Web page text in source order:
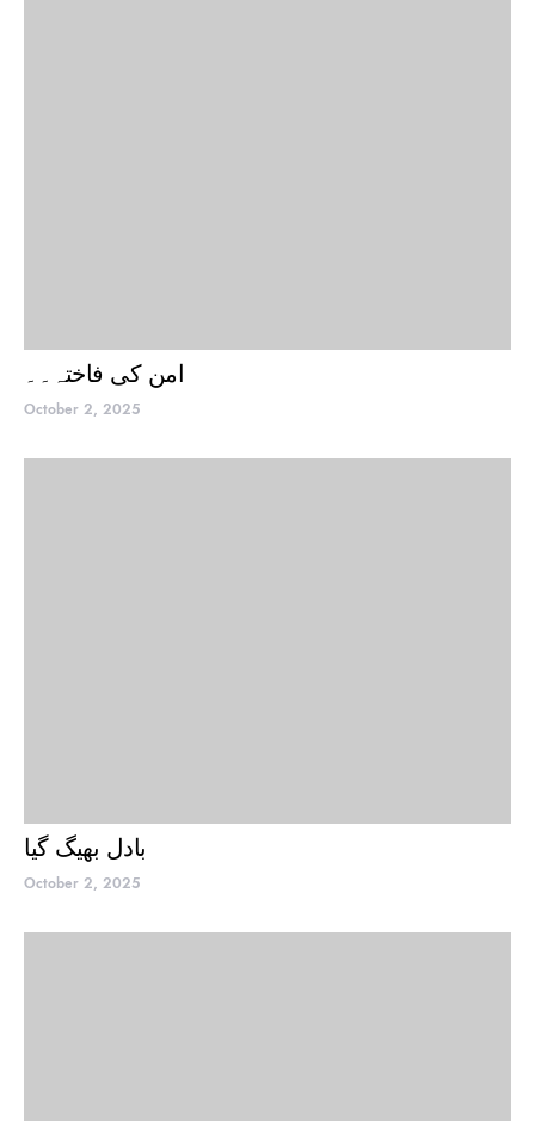
امن کی فاختہ۔۔
October 2, 2025
بادل بھیگ گیا
October 2, 2025